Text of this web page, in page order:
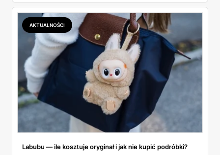
najszybciej rosnący sport w Polsce: kortów przybywa
lawinowo, a chętnych jeszcze szybciej. Sprawdziłam, co
dokładnie dostajemy za te pieniądze i komu taka rakieta
faktycznie wystarczy.
AKTUALNOŚCI
Labubu — ile kosztuje oryginał i jak nie kupić podróbki?